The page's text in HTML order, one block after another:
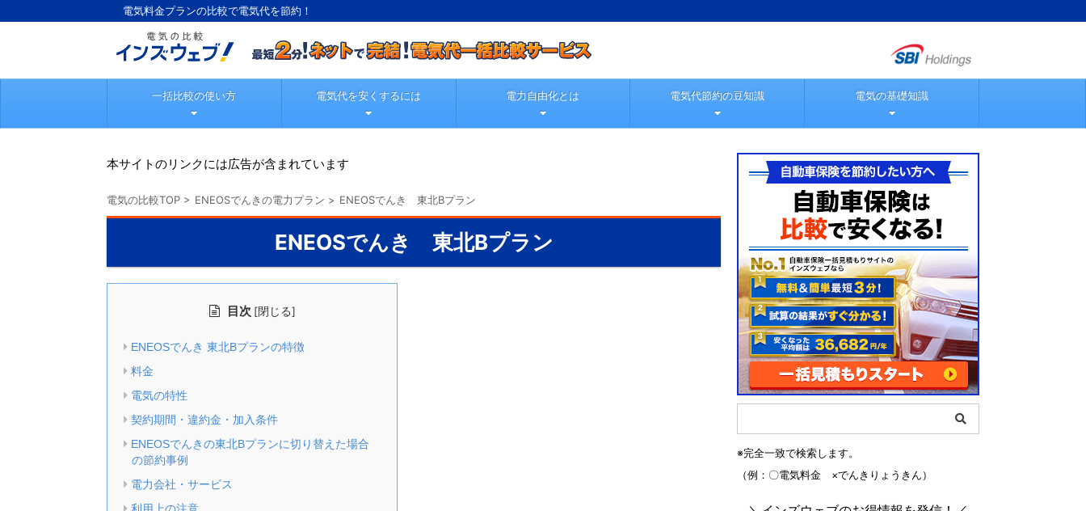
電気料金プランの比較で電気代を節約！
一括比較の使い方 電気代を安くするには 電力自由化とは 電気代節約の豆知識 電気の基礎知識
本サイトのリンクには広告が含まれています
電気の比較TOP > ENEOSでんきの電力プラン > ENEOSでんき 東北Bプラン
ENEOSでんき 東北Bプラン
目次 [閉じる]
ENEOSでんき 東北Bプランの特徴
料金
電気の特性
契約期間・違約金・加入条件
ENEOSでんきの東北Bプランに切り替えた場合
の節約事例
電力会社・サービス
※完全一致で検索します。
（例：〇電気料金 ×でんきりょうきん）